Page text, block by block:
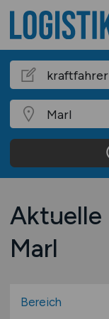
Aktuelle
Marl
Bereich